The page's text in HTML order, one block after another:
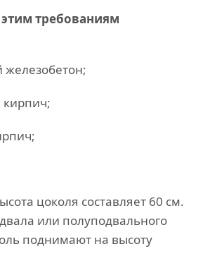
требованиям
цоколя составляет 60 см.
или полуподвального
поднимают на высоту